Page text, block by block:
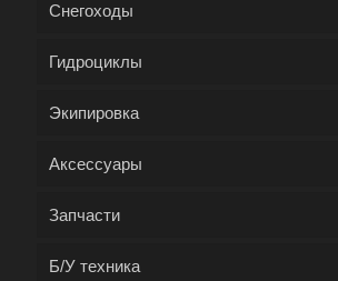
Снегоходы
Гидроциклы
Экипировка
Аксессуары
Запчасти
Б/У техника